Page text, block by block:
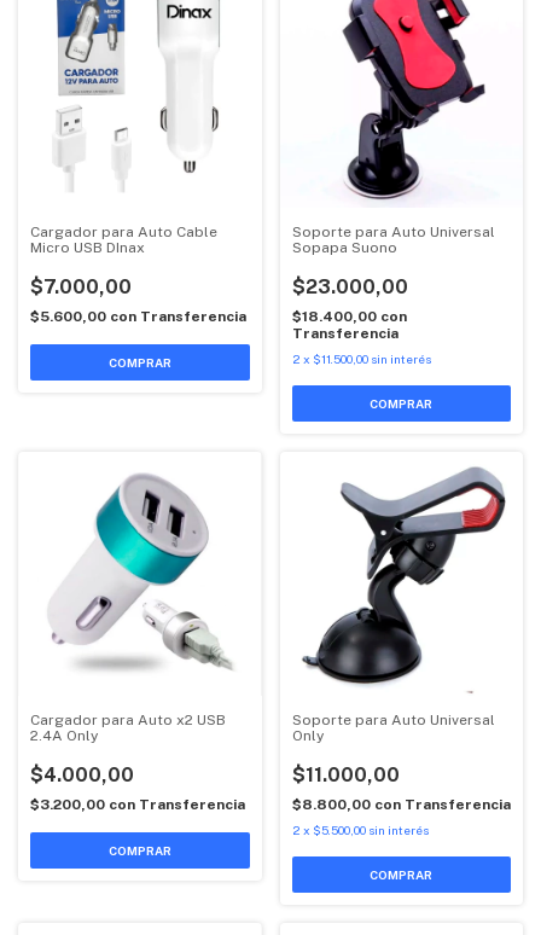
Cargador para Auto Cable
Micro USB DInax
$7.000,00
$5.600,00 con Transferencia
Soporte para Auto Universal
Sopapa Suono
$23.000,00
$18.400,00 con
Transferencia
2 x $11.500,00 sin interés
Cargador para Auto x2 USB
2.4A Only
$4.000,00
$3.200,00 con Transferencia
COMPRAR
Soporte para Auto Universal
Only
$11.000,00
$8.800,00 con Transferencia
2 x $5.500,00 sin interés